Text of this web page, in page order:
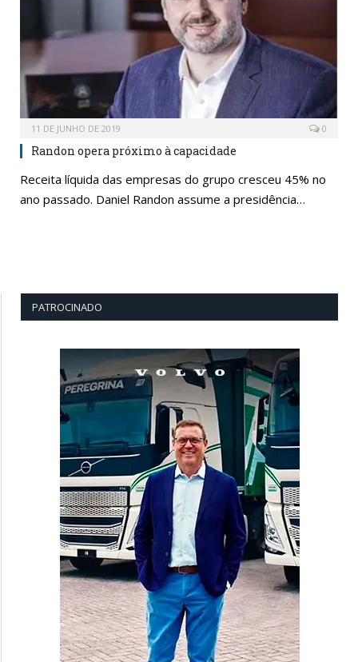
11 DE JUNHO DE 2019 0
Randon opera próximo à capacidade
Receita líquida das empresas do grupo cresceu 45% no
ano passado. Daniel Randon assume a presidência…
PATROCINADO